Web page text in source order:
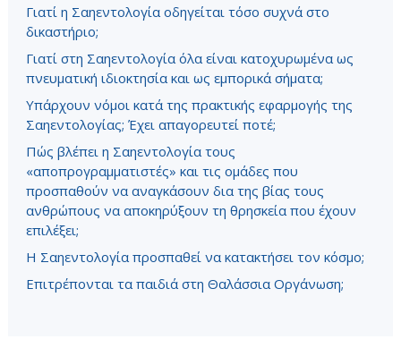
Γιατί η Σαηεντολογία οδηγείται τόσο συχνά στο
δικαστήριο;
Γιατί στη Σαηεντολογία όλα είναι κατοχυρωμένα ως
πνευματική ιδιοκτησία και ως εμπορικά σήματα;
Υπάρχουν νόμοι κατά της πρακτικής εφαρμογής της
Σαηεντολογίας; Έχει απαγορευτεί ποτέ;
Πώς βλέπει η Σαηεντολογία τους
«αποπρογραμματιστές» και τις ομάδες που
προσπαθούν να αναγκάσουν δια της βίας τους
ανθρώπους να αποκηρύξουν τη θρησκεία που έχουν
επιλέξει;
Η Σαηεντολογία προσπαθεί να κατακτήσει τον κόσμο;
Επιτρέπονται τα παιδιά στη Θαλάσσια Οργάνωση;